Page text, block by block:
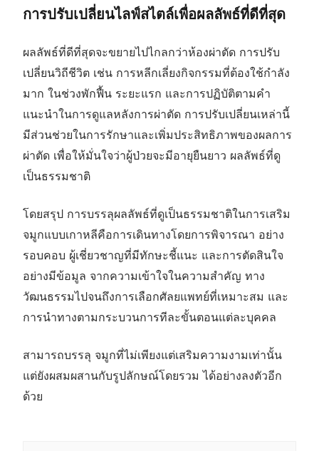
การปรับเปลี่ยนไลฟ์สไตล์เพื่อผลลัพธ์ที่ดีที่สุด
ผลลัพธ์ที่ดีที่สุดจะขยายไปไกลกว่าห้องผ่าตัด การปรับ
เปลี่ยนวิถีชีวิต เช่น การหลีกเลี่ยงกิจกรรมที่ต้องใช้กำลัง
มาก ในช่วงพักฟื้น ระยะแรก และการปฏิบัติตามคำ
แนะนำในการดูแลหลังการผ่าตัด การปรับเปลี่ยนเหล่านี้
มีส่วนช่วยในการรักษาและเพิ่มประสิทธิภาพของผลการ
ผ่าตัด เพื่อให้มั่นใจว่าผู้ป่วยจะมีอายุยืนยาว ผลลัพธ์ที่ดู
เป็นธรรมชาติ
โดยสรุป การบรรลุผลลัพธ์ที่ดูเป็นธรรมชาติในการเสริม
จมูกแบบเกาหลีคือการเดินทางโดยการพิจารณา อย่าง
รอบคอบ ผู้เชี่ยวชาญที่มีทักษะชี้แนะ และการตัดสินใจ
อย่างมีข้อมูล จากความเข้าใจในความสำคัญ ทาง
วัฒนธรรมไปจนถึงการเลือกศัลยแพทย์ที่เหมาะสม และ
การนำทางตามกระบวนการทีละขั้นตอนแต่ละบุคคล
สามารถบรรลุ จมูกที่ไม่เพียงแต่เสริมความงามเท่านั้น
แต่ยังผสมผสานกับรูปลักษณ์โดยรวม ได้อย่างลงตัวอีก
ด้วย